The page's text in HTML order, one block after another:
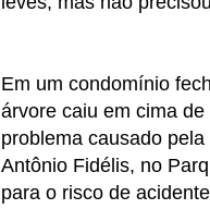
Em um condomínio
árvore caiu em cima
problema causado
Antônio Fidélis, no
para o risco de